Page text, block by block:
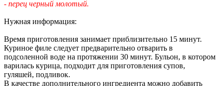
- перец черный молотый.
Нужная информация:
Время приготовления занимает приблизительно 15 минут.
Куриное филе следует предварительно отварить в
подсоленной воде на протяжении 30 минут. Бульон, в котором
варилась курица, подходит для приготовления супов,
гуляшей, подливок.
В качестве дополнительного ингредиента можно добавить